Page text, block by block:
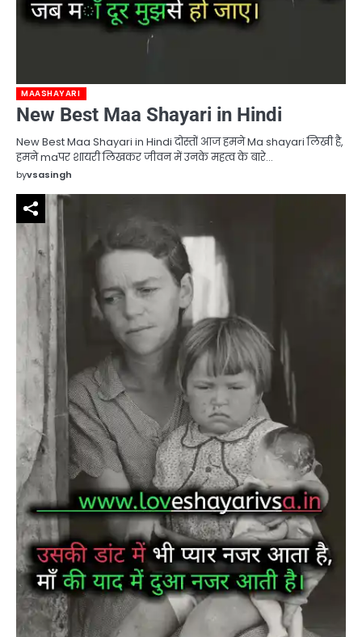
MAASHAYARI
New Best Maa Shayari in Hindi
New Best Maa Shayari in Hindi दोस्तों आज हमने Ma shayari लिखी है,
हमने maपर शायरी लिखकर जीवन में उनके महत्व के बारे…
byvsasingh